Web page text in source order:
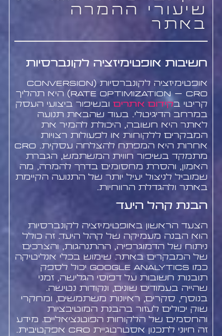
שיעורי ההמרה
באתר
חשיבות אופטימיזציה לקונברסיות
אופטימיזציה לקונברסיות (Conversion
Rate Optimization – CRO) היא תהליך
קריטי בקידום אתריםובשיפור ביצועי העסק
במרחב הדיגיטלי. בעוד שהבאת תנועה
לאתר היא חשובה, היכולת להמיר את
המבקרים ללקוחות או לפעולות רצויות
אחרות היא המפתח להצלחה עסקית. CRO
מתמקד בשיפור חווית המשתמש, הגברת
האמון, והסרת מחסומים בדרך להמרה, מה
שמוביל לניצול יעיל יותר של התנועה הקיימת
באתר ולהגדלת הרווחיות.
הבנת קהל היעד
הצעד הראשון באופטימיזציה לקונברסיות
הוא הבנה מעמיקה של קהל היעד. זה כולל
ניתוח של הדמוגרפיה, ההתנהגות, והצרכים
של המבקרים באתר. שימוש בכלי אנליטיקה
כמו Google Analytics יכול לספק
תובנות חשובות על דפוסי הגלישה, זמני
שהייה בעמודים שונים, ונקודות נטישה.
בנוסף, סקרים, ראיונות משתמשים, ומחקרי
שוק יכולים לעזור בהבנת המוטיבציות
והחסמים של הלקוחות הפוטנציאליים. מידע
זה חיוני לתכנון אסטרטגיית CRO אפקטיבית.